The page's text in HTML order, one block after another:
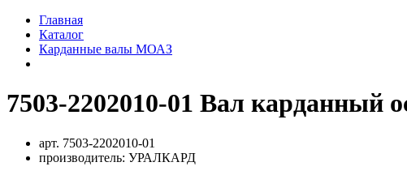
Главная
Каталог
Карданные валы МОАЗ
7503-2202010-01 Вал карданный
арт. 7503-2202010-01
производитель: УРАЛКАРД